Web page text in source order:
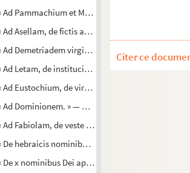
Ad Pammachium et Marcellam. » — Migne, XXII, c.
Ad Asellam, de fictis amicis. » — Migne, XXII, c. 480
Ad Demetriadem virginem. » — Migne, XXII, c. 1107
Ad Letam, de institucione filie sue. » — Migne, XXII,
Ad Eustochium, de virginitate servanda. » — Migne,
Ad Dominionem. » — Migne, XXII, c. 512
Ad Fabiolam, de veste sacerdotali. » — Migne, XXII,
De hebraicis nominibus et verbis, ad Marcellam. »
De x nominibus Dei apud Hebreos. » — Migne, XXII,
Citer ce